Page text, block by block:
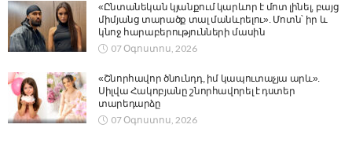
«Ընտանեկան կյանքում կարևոր է մոտ լինել, բայց
միմյանց տարածք տալ մանևրելու». Մոտն՝ իր և
կնոջ հարաբերությունների մասին
07 Օգոստոս, 2026
«Շնորհավոր ծնունդդ, իմ կապուտաչյա արև».
Սիլվա Հակոբյանը շնորհավորել է դստեր
տարեդարձը
07 Օգոստոս, 2026